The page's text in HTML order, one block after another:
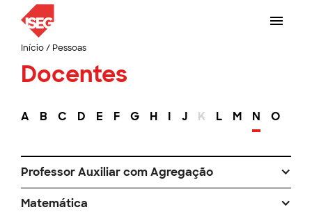
Início/ Pessoas
Docentes
A B C D E F G H I J K L M N O
Professor Auxiliar com Agregação
Matemática